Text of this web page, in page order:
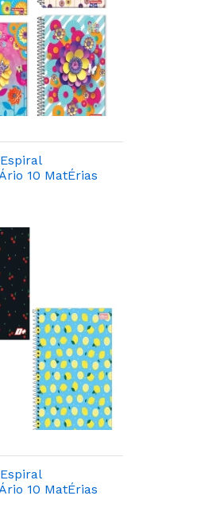
10 MatÉrias
Flores 200
10 MatÉrias
200 Folhas -